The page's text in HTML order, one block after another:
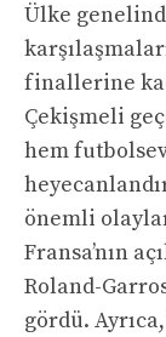
Ülke
finallerine
Çekişmeli
hem
önemli
Fransa’nın
Roland-
gördü.